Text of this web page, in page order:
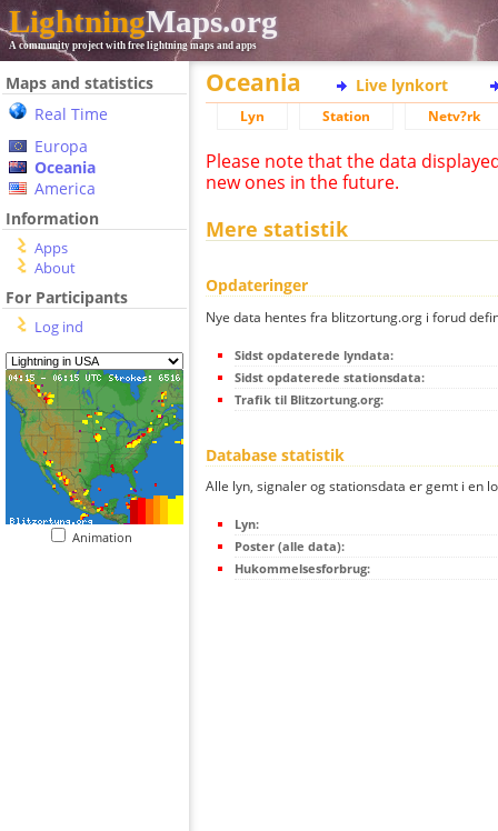
LightningMaps.org
A community project with free lightning maps and apps
Maps and statistics
Real Time
Europa
Oceania
America
Information
Apps
About
For Participants
Log ind
Animation
Oceania Live lynkort
Lyn Station Netv?rk
Please note that the data
new ones in the future.
Mere statistik
Opdateringer
Nye data hentes fra blitzortung.org i forud
Sidst opdaterede lyndata:
Sidst opdaterede stationsdata:
Trafik til Blitzortung.org:
Database statistik
Alle lyn, signaler og stationsdata er gemt i en
Lyn:
Poster (alle data):
Hukommelsesforbrug: